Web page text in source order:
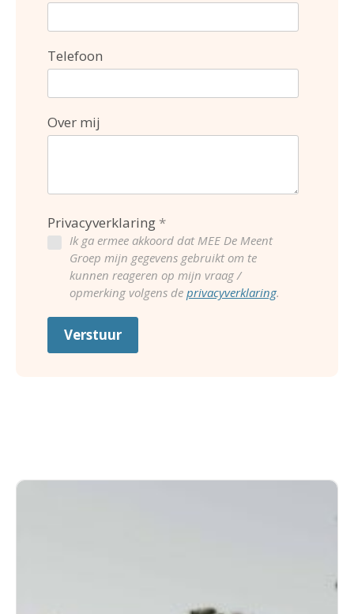
Telefoon
Over mij
Privacyverklaring
Ik ga ermee akkoord dat MEE De Meent
Groep mijn gegevens gebruikt om te
kunnen reageren op mijn vraag /
opmerking volgens de privacyverklaring.
Verstuur